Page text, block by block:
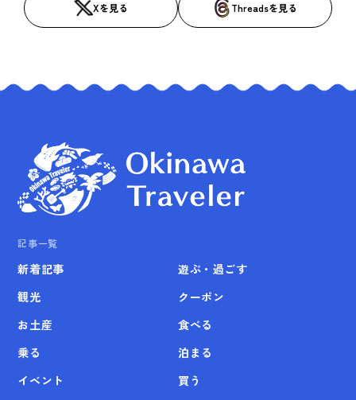
Xを見る Threadsを見る
記事一覧
新着記事
観光
お土産
乗る
イベント
遊ぶ・過ごす
クーポン
食べる
泊まる
買う